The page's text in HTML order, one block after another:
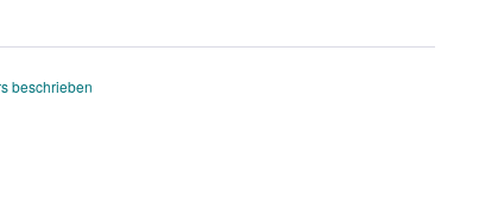
beschrieben